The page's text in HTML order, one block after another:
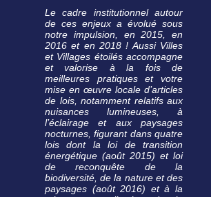
Le cadre institutionnel autour
de ces enjeux a évolué sous
notre impulsion, en 2015, en
2016 et en 2018 ! Aussi Villes
et Villages étoilés accompagne
et valorise à la fois de
meilleures pratiques et votre
mise en œuvre locale d’articles
de lois, notamment relatifs aux
nuisances lumineuses, à
l’éclairage et aux paysages
nocturnes, figurant dans quatre
lois dont la loi de transition
énergétique (août 2015) et loi
de reconquête de la
biodiversité, de la nature et des
paysages (août 2016) et à la